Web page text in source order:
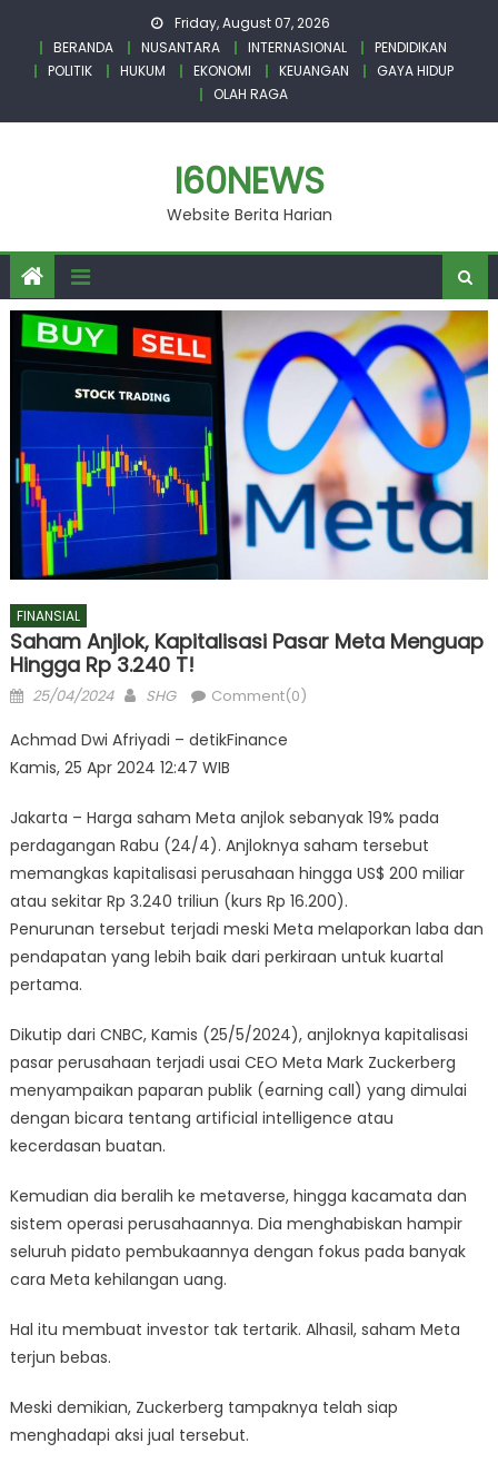
content
Friday, August 07, 2026
BERANDA
NUSANTARA INTERNASIONAL
PENDIDIKAN
POLITIK
HUKUM EKONOMI KEUANGAN
GAYA HIDUP
OLAH RAGA
I60NEWS
Website Berita Harian
FINANSIAL
Saham Anjlok, Kapitalisasi Pasar Meta Menguap
Hingga Rp 3.240 T!
Posted
25/04/2024 Author
SHG Comment(0)
Achmad Dwi Afriyadi – detikFinance
Kamis, 25 Apr 2024 12:47 WIB
Jakarta – Harga saham Meta anjlok sebanyak 19% pada
perdagangan Rabu (24/4). Anjloknya saham tersebut
memangkas kapitalisasi perusahaan hingga US$ 200 miliar
atau sekitar Rp 3.240 triliun (kurs Rp 16.200).
Penurunan tersebut terjadi meski Meta melaporkan laba dan
pendapatan yang lebih baik dari perkiraan untuk kuartal
pertama.
Dikutip dari CNBC, Kamis (25/5/2024), anjloknya kapitalisasi
pasar perusahaan terjadi usai CEO Meta Mark Zuckerberg
menyampaikan paparan publik (earning call) yang dimulai
dengan bicara tentang artificial intelligence atau
kecerdasan buatan.
Kemudian dia beralih ke metaverse, hingga kacamata dan
sistem operasi perusahaannya. Dia menghabiskan hampir
seluruh pidato pembukaannya dengan fokus pada banyak
cara Meta kehilangan uang.
Hal itu membuat investor tak tertarik. Alhasil, saham Meta
terjun bebas.
Meski demikian, Zuckerberg tampaknya telah siap
menghadapi aksi jual tersebut.